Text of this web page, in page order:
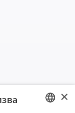
×